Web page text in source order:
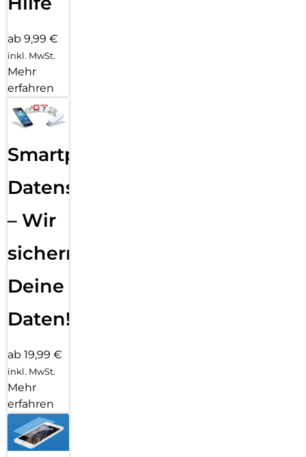
ab 9,99 €
inkl. MwSt.
Mehr
erfahren
Smartphone
Datensicherung
– Wir
sichern
Deine
Daten!
ab 19,99 €
inkl. MwSt.
Mehr
erfahren